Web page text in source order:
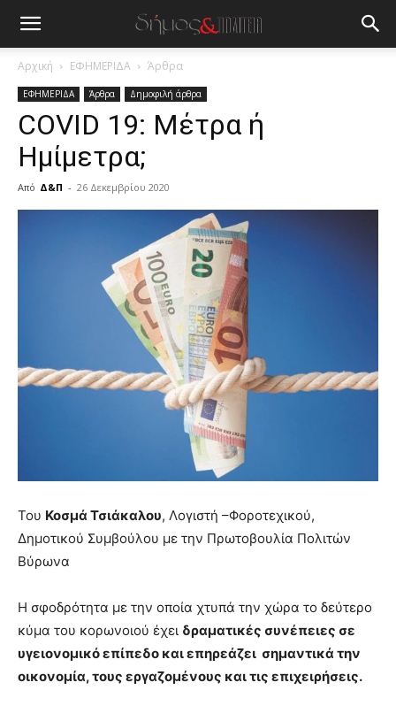
Αρχική ΕΦΗΜΕΡΙΔΑ Άρθρα
ΕΦΗΜΕΡΙΔΑ Άρθρα Δημοφιλή άρθρα
COVID 19: Μέτρα ή
Ημίμετρα;
Από Δ&Π - 26 Δεκεμβρίου 2020
lyons
teaches
pain.
hd
porn
Του Κοσµά Τσιάκαλου, Λογιστή –Φοροτεχικού,
Δηµοτικού Συµβούλου µε την Πρωτοβουλία Πολιτών
Βύρωνα
Η σφοδρότητα με την οποία χτυπά την χώρα το δεύτερο
κύμα του κορωνοιού έχει δραματικές συνέπειες σε
υγειονομικό επίπεδο και επηρεάζει σημαντικά την
οικονομία, τους εργαζομένους και τις επιχειρήσεις.